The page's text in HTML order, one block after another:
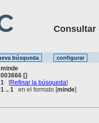
Consultar
minde
003666 []
1 [Refinar la búsqueda]
1 .. 1 en el formato [minde]